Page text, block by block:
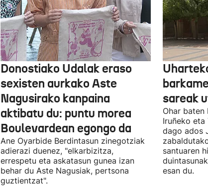
Donostiako Udalak eraso
sexisten aurkako Aste
Nagusirako kanpaina
aktibatu du: puntu morea
Boulevardean egongo da
Ane Oyarbide Berdintasun zinegotziak
adierazi duenez, "elkarbizitza,
errespetu eta askatasun gunea izan
behar du Aste Nagusiak, pertsona
guztientzat".
sareak
Ohar baten
Iruñeko eta
dago ados
santuaren
esan du.